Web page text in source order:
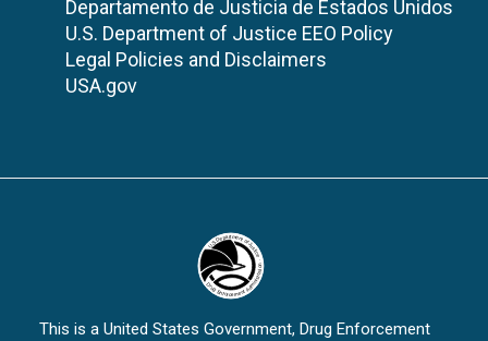
Departamento de Justicia de Estados Unidos
U.S. Department of Justice EEO Policy
Legal Policies and Disclaimers
USA.gov
This is a United States Government, Drug Enforcement